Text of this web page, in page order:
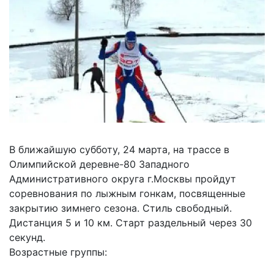
В ближайшую субботу, 24 марта, на трассе в
Олимпийской деревне-80 Западного
Административного округа г.Москвы пройдут
соревнования по лыжным гонкам, посвященные
закрытию зимнего сезона. Стиль свободный.
Дистанция 5 и 10 км. Старт раздельный через 30
секунд.
Возрастные группы: